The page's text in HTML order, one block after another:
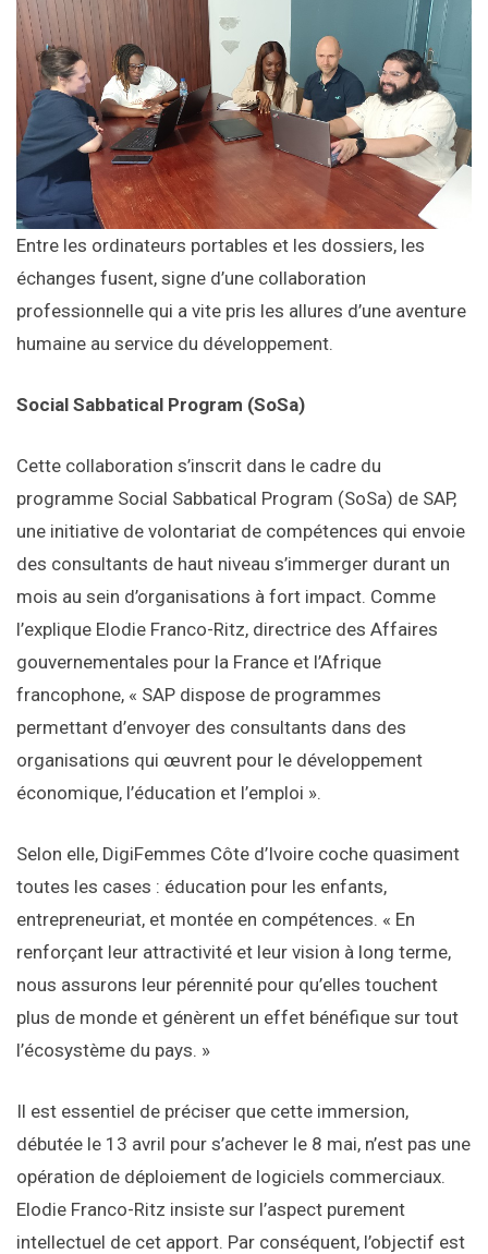
Entre les ordinateurs portables et les dossiers, les
échanges fusent, signe d’une collaboration
professionnelle qui a vite pris les allures d’une aventure
humaine au service du développement.
Social Sabbatical Program (SoSa)
Cette collaboration s’inscrit dans le cadre du
programme Social Sabbatical Program (SoSa) de SAP,
une initiative de volontariat de compétences qui envoie
des consultants de haut niveau s’immerger durant un
mois au sein d’organisations à fort impact. Comme
l’explique Elodie Franco-Ritz, directrice des Affaires
gouvernementales pour la France et l’Afrique
francophone, « SAP dispose de programmes
permettant d’envoyer des consultants dans des
organisations qui œuvrent pour le développement
économique, l’éducation et l’emploi ».
Selon elle, DigiFemmes Côte d’Ivoire coche quasiment
toutes les cases : éducation pour les enfants,
entrepreneuriat, et montée en compétences. « En
renforçant leur attractivité et leur vision à long terme,
nous assurons leur pérennité pour qu’elles touchent
plus de monde et génèrent un effet bénéfique sur tout
l’écosystème du pays. »
Il est essentiel de préciser que cette immersion,
débutée le 13 avril pour s’achever le 8 mai, n’est pas une
opération de déploiement de logiciels commerciaux.
Elodie Franco-Ritz insiste sur l’aspect purement
intellectuel de cet apport. Par conséquent, l’objectif est